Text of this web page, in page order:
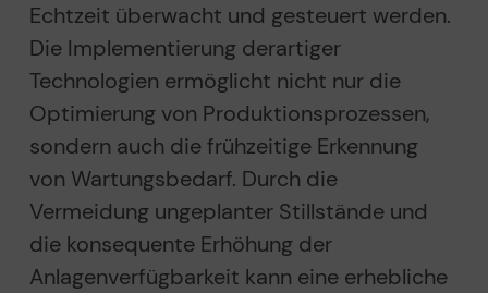
Echtzeit überwacht und gesteuert werden.
Die Implementierung derartiger
Technologien ermöglicht nicht nur die
Optimierung von Produktionsprozessen,
sondern auch die frühzeitige Erkennung
von Wartungsbedarf. Durch die
Vermeidung ungeplanter Stillstände und
die konsequente Erhöhung der
Anlagenverfügbarkeit kann eine erhebliche